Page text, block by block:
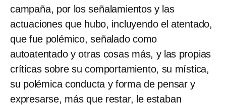
campaña, por los señalamientos y las
actuaciones que hubo, incluyendo el atentado,
que fue polémico, señalado como
autoatentado y otras cosas más, y las propias
críticas sobre su comportamiento, su mística,
su polémica conducta y forma de pensar y
expresarse, más que restar, le estaban